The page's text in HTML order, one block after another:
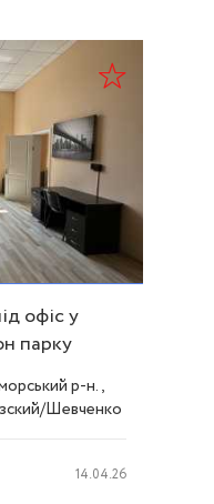
офіс у
парку
р-н.,
Шевченко
14.04.26